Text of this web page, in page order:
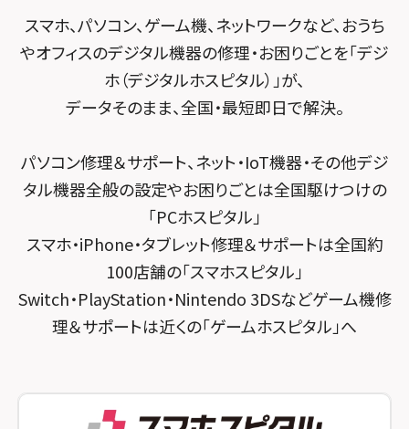
スマホスピタル テルル宮野木
スマホスピタル千葉
スマホスピタル 大森
スマホスピタル練馬
スマホスピタル 神田
スマホスピタル三軒茶屋
スマホスピタル秋葉原
スマホスピタル 自由が丘
スマホスピタル堺
スマホスピタル 堺出張所
スマホスピタル京都河原町
スマホスピタル宇治槙島
スマホスピタル烏丸
スマホスピタル 京都宇治
スマホスピタル 福知山
スマホスピタル神戸三宮
スマホスピタル by デジホ 姫路キャスパ
スマホ、パソコン、ゲーム機、ネットワークなど、おうち
やオフィスのデジタル機器の修理・お困りごとを「デジ
ホ（デジタルホスピタル）」が、
データそのまま、全国・最短即日で解決。
パソコン修理＆サポート、ネット・IoT機器・その他デジ
タル機器全般の設定やお困りごとは全国駆けつけの
「PCホスピタル」
スマホ・iPhone・タブレット修理＆サポートは全国約
100店舗の「スマホスピタル」
Switch・PlayStation・Nintendo 3DSなどゲーム機修
理＆サポートは近くの「ゲームホスピタル」へ